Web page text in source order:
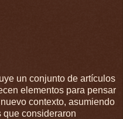
un conjunto de artículos
elementos para pensar
contexto, asumiendo
que consideraron